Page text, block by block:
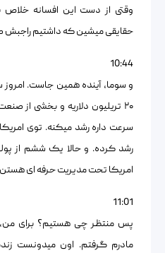
وقتی از دست این افسانه
حقایقی میشین که داشتیم
10:44
و سوما، آینده همین جاست. امروز
۲۰ تریلیون دلاریه و بخشی از
سرعت داره رشد میکنه. توی
رشد کرده. و حالا یک ششم از
امریکا تحت مدیریت حرفه ای
11:01
پس منتظر چی هستیم؟ برای من،
مادرم گرفتم. اون میدونست